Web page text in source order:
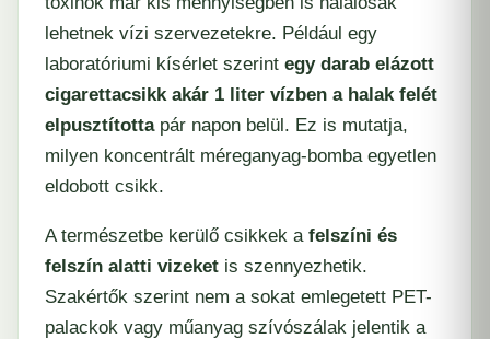
lehetnek vízi szervezetekre. Például egy
laboratóriumi kísérlet szerint egy darab elázott
cigarettacsikk akár 1 liter vízben a halak felét
elpusztítottapár napon belül. Ez is mutatja,
milyen koncentrált méreganyag-bomba egyetlen
eldobott csikk.
A természetbe kerülő csikkek a felszíni és
felszín alatti vizeket is szennyezhetik.
Szakértők szerint nem a sokat emlegetett PET-
palackok vagy műanyag szívószálak jelentik a